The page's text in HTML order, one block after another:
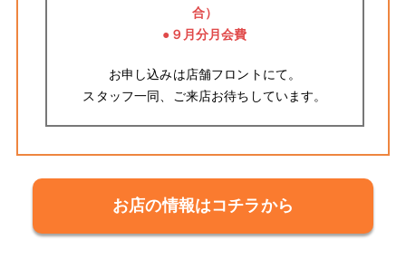
合）
●９月分月会費
お申し込みは店舗フロントにて。
スタッフ一同、ご来店お待ちしています。
お店の情報はコチラから